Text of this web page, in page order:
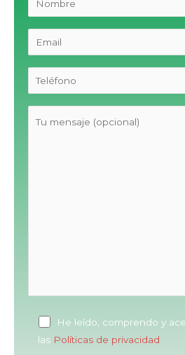
He leído, comprendo y
las Políticas de privacidad